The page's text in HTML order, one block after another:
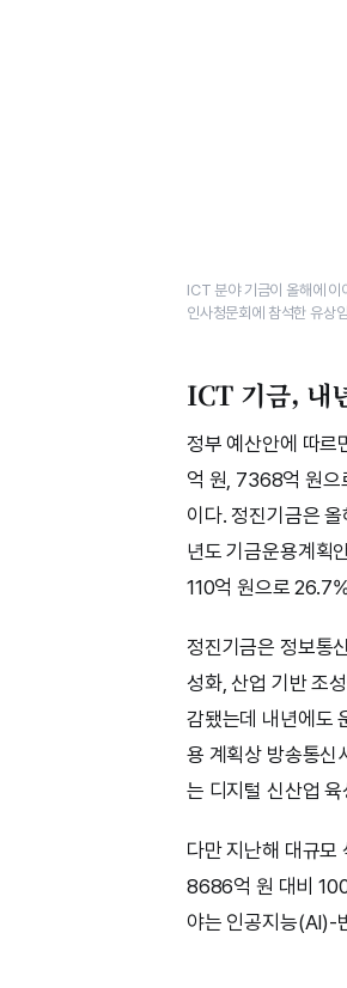
ICT 분야 기금이 올해에 이
인사청문회에 참석한 유상
ICT 기금, 내
정부 예산안에 따
억 원, 7368억 원으
이다. 정진기금은
년도 기금운용계획
110억 원으로
정진기금은 정보통
성화, 산업 기반 조
감됐는데 내년에도
용 계획상 방송통신
는 디지털 신산업
다만 지난해 대규모
8686억 원 대비
야는 인공지능(AI)-